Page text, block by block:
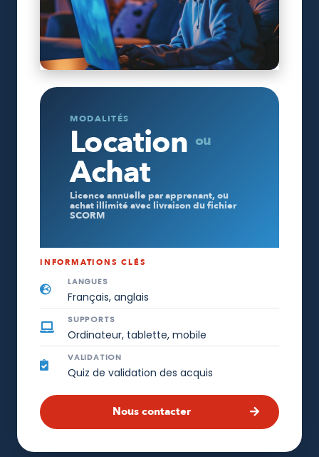
MODALITÉS
Location ou
Achat
Licence annuelle par apprenant, ou
achat illimité avec livraison du fichier
SCORM
INFORMATIONS CLÉS
LANGUES
Français, anglais
SUPPORTS
Ordinateur, tablette, mobile
VALIDATION
Quiz de validation des acquis
Nous contacter